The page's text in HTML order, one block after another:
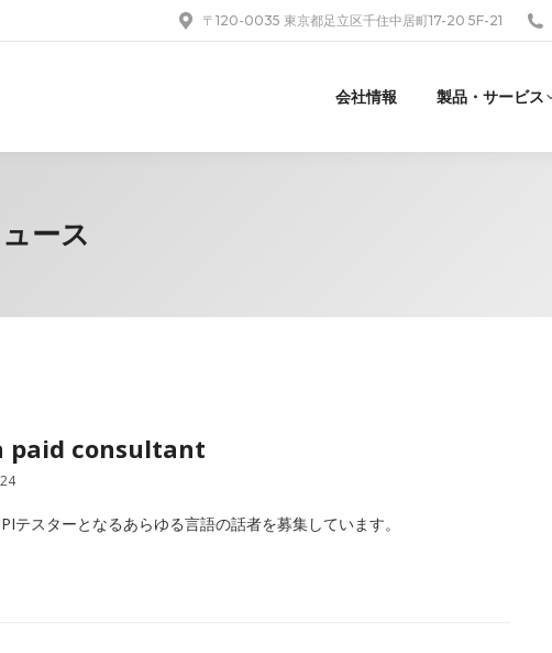
〒120-0035 東京都足立区千住中居町17-20 5F-21
会社情報 製品・サービス
ース
paid consultant
テスターとなるあらゆる言語の話者を募集しています。